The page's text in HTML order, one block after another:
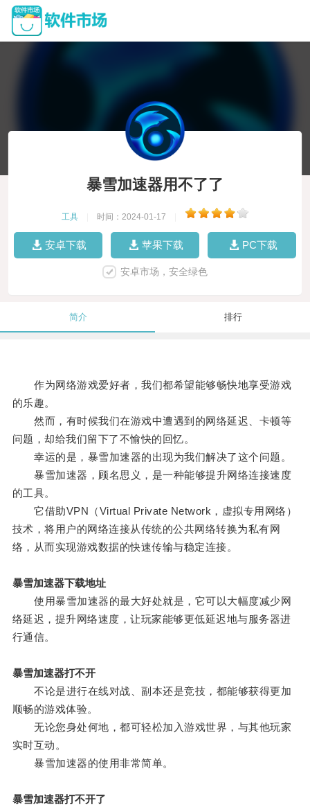
暴雪加速器用不了了
工具 时间：2024-01-17
安卓下载 苹果下载 PC下载
安卓市场，安全绿色
简介 排行
作为网络游戏爱好者，我们都希望能够畅快地享受游戏
的乐趣。
然而，有时候我们在游戏中遭遇到的网络延迟、卡顿等
问题，却给我们留下了不愉快的回忆。
幸运的是，暴雪加速器的出现为我们解决了这个问题。
暴雪加速器，顾名思义，是一种能够提升网络连接速度
的工具。
它借助VPN（Virtual Private Network，虚拟专用网络）
技术，将用户的网络连接从传统的公共网络转换为私有网
络，从而实现游戏数据的快速传输与稳定连接。
暴雪加速器下载地址
使用暴雪加速器的最大好处就是，它可以大幅度减少网
络延迟，提升网络速度，让玩家能够更低延迟地与服务器进
行通信。
暴雪加速器打不开
不论是进行在线对战、副本还是竞技，都能够获得更加
顺畅的游戏体验。
无论您身处何地，都可轻松加入游戏世界，与其他玩家
实时互动。
暴雪加速器的使用非常简单。
暴雪加速器打不开了